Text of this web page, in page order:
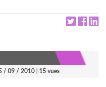
/ 09 / 2010 | 15 vues